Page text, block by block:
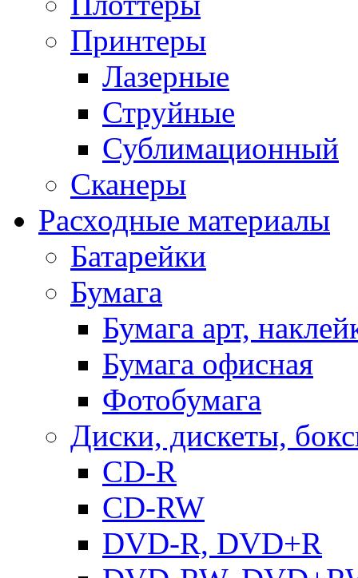
Принтеры
Лазерные
Струйные
Сублимационный
Сканеры
Расходные материалы
Батарейки
Бумага
Бумага арт,
Бумага офисная
Фотобумага
Диски, дискеты,
CD-R
CD-RW
DVD-R, DVD+R